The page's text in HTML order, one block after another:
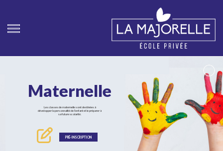
Maternelle
Les classes de maternelle sont destinées à
développer la personnalité de l’enfant et le préparer à
sa future scolarité.
PRÉ-INSCRIPTION